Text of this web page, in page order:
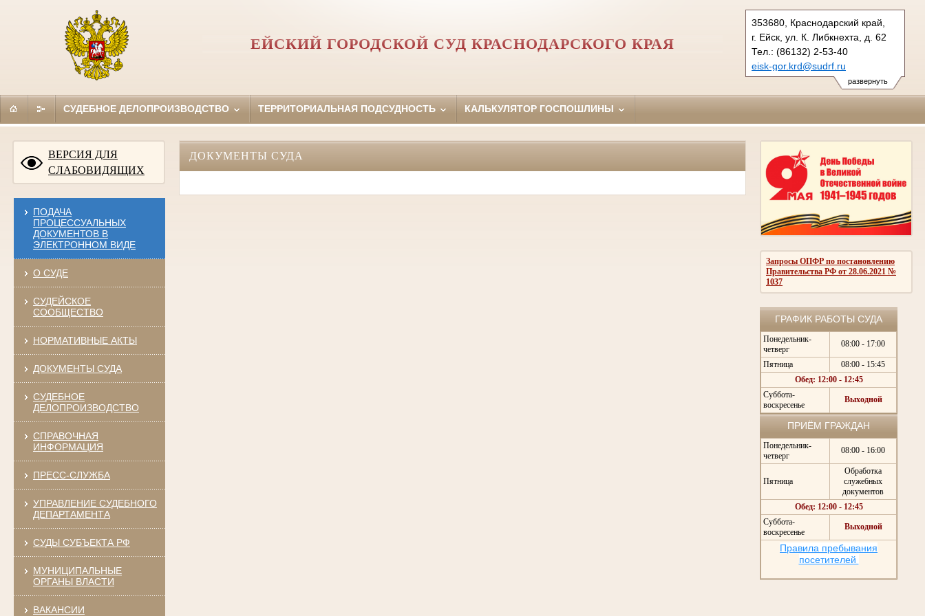
развернуть
353680, Краснодарский край,
г. Ейск, ул. К. Либкнехта, д. 62
Тел.: (86132) 2-53-40
eisk-gor.krd@sudrf.ru
ЕЙСКИЙ ГОРОДСКОЙ СУД КРАСНОДАРСКОГО КРАЯ
СУДЕБНОЕ ДЕЛОПРОИЗВОДСТВО ТЕРРИТОРИАЛЬНАЯ ПОДСУДНОСТЬ КАЛЬКУЛЯТОР ГОСПОШЛИНЫ
ВЕРСИЯ ДЛЯ
СЛАБОВИДЯЩИХ
ПОДАЧА
ПРОЦЕССУАЛЬНЫХ
ДОКУМЕНТОВ В
ЭЛЕКТРОННОМ ВИДЕ
О СУДЕ
СУДЕЙСКОЕ
СООБЩЕСТВО
НОРМАТИВНЫЕ АКТЫ
ДОКУМЕНТЫ СУДА
СУДЕБНОЕ
ДЕЛОПРОИЗВОДСТВО
СПРАВОЧНАЯ
ИНФОРМАЦИЯ
ПРЕСС-СЛУЖБА
УПРАВЛЕНИЕ СУДЕБНОГО
ДЕПАРТАМЕНТА
СУДЫ СУБЪЕКТА РФ
МУНИЦИПАЛЬНЫЕ
ОРГАНЫ ВЛАСТИ
ВАКАНСИИ
Запросы ОПФР по постановлению
Правительства РФ от 28.06.2021 №
1037
ГРАФИК РАБОТЫ СУДА
Понедельник-
четверг
08:00 - 17:00
Пятница
08:00 - 15:45
Обед: 12:00 - 12:45
Суббота-
воскресенье
Выходной
ПРИЁМ ГРАЖДАН
Понедельник-
четверг
08:00 - 16:00
Пятница
Обработка
служебных
документов
Обед: 12:00 - 12:45
Суббота-
воскресенье
Выходной
Правила пребывания
посетителей
ДОКУМЕНТЫ СУДА